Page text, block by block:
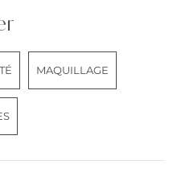
MAQUILLAGE